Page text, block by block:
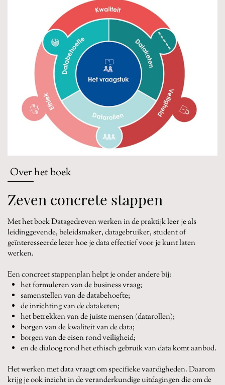
Over het boek
Zeven concrete stappen
Met het boek Datagedreven werken in de praktijk leer je als
leidinggevende, beleidsmaker, datagebruiker, student of
geïnteresseerde lezer hoe je data effectief voor je kunt laten
werken.
Een concreet stappenplan helpt je onder andere bij:
het formuleren van de business vraag;
samenstellen van de databehoefte;
de inrichting van de dataketen;
het betrekken van de juiste mensen (datarollen);
borgen van de kwaliteit van de data;
borgen van de eisen rond veiligheid;
en de dialoog rond het ethisch gebruik van data komt aanbod.
Het werken met data vraagt om specifieke vaardigheden. Daarom
krijg je ook inzicht in de veranderkundige uitdagingen die om de